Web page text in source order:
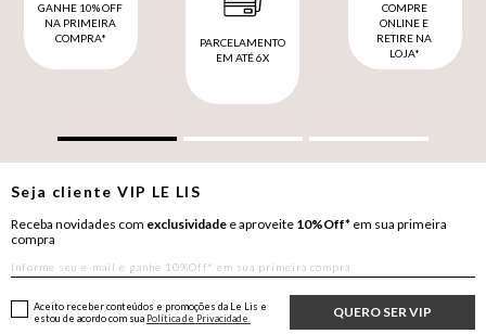
GANHE 10% OFF
NA PRIMEIRA
COMPRA*
PARCELAMENTO
EM ATÉ 6X
COMPRE
ONLINE E
RETIRE NA
LOJA*
Seja clienteVIP LE LIS
Receba novidades com exclusividade e aproveite 10%Off* em sua primeira
compra
QUERO SER VIP
Aceito receber conteúdos e promoções da Le Lis e
estou de acordo com sua Política de Privacidade.